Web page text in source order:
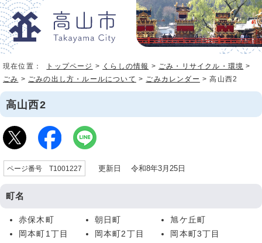
現在位置： トップページ > くらしの情報 > ごみ・リサイクル・環境 >
ごみ > ごみの出し方・ルールについて > ごみカレンダー > 高山西2
高山西2
ページ番号 T1001227 更新日 令和8年3月25日
町名
赤保木町 朝日町
旭ケ丘町
岡本町1丁目
岡本町2丁目
岡本町3丁目